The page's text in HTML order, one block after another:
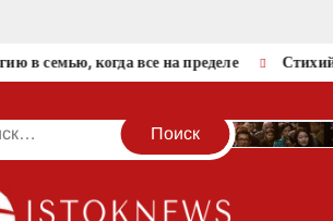
в семью, когда все на пределе